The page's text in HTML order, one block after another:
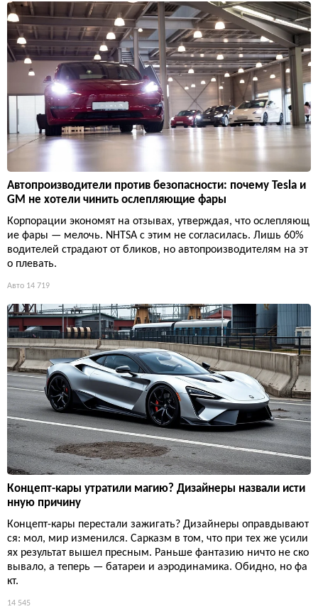
Автопроизводители против безопасности: почему Tesla и
GM не хотели чинить ослепляющие фары
Корпорации экономят на отзывах, утверждая, что ослепляющ
ие фары — мелочь. NHTSA с этим не согласилась. Лишь 60%
водителей страдают от бликов, но автопроизводителям на эт
о плевать.
Авто 14 719
Концепт-кары утратили магию? Дизайнеры назвали исти
нную причину
Концепт-кары перестали зажигать? Дизайнеры оправдывают
ся: мол, мир изменился. Сарказм в том, что при тех же усили
ях результат вышел пресным. Раньше фантазию ничто не ско
вывало, а теперь — батареи и аэродинамика. Обидно, но фа
кт.
14 545